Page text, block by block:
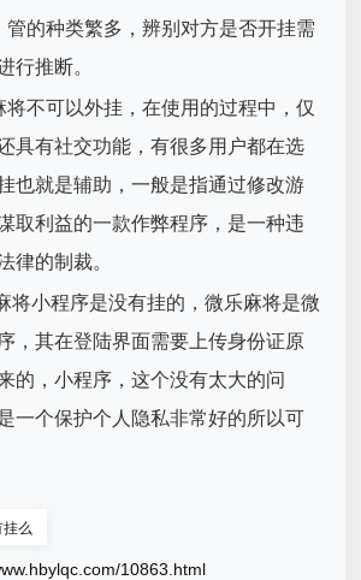
管的种类繁多，辨别对方是否开挂需
行推断。
将不可以外挂，在使用的过程中，仅
具有社交功能，有很多用户都在选
也就是辅助，一般是指通过修改游
取利益的一款作弊程序，是一种违
律的制裁。
将小程序是没有挂的，微乐麻将是微
，其在登陆界面需要上传身份证原
的，小程序，这个没有太大的问
一个保护个人隐私非常好的所以可
么
10863.html